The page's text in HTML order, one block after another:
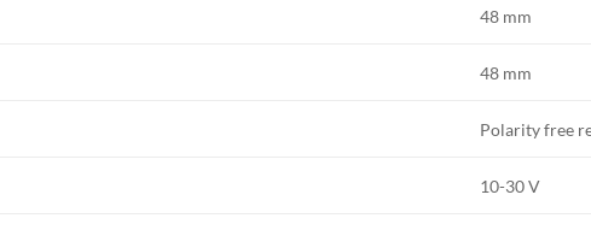
48 mm
48 mm
Polarity free
10-30 V